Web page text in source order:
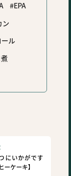
EPA
ン
ル
にいかがです
ーケーキ】